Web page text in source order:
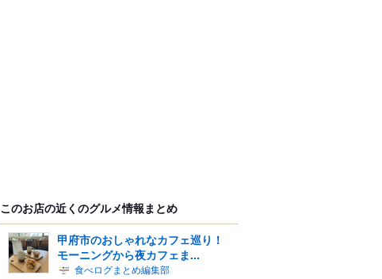
このお店の近くのグルメ情報まとめ
甲府市のおしゃれなカフェ巡り！
モーニングから夜カフェま...
食べログまとめ編集部